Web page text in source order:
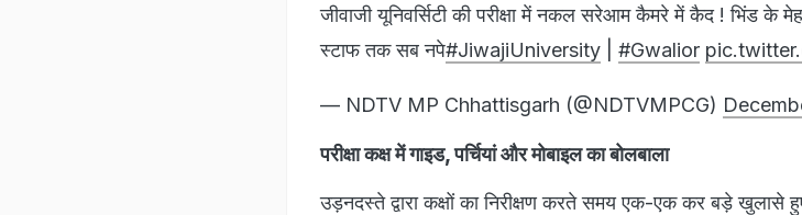
जीवाजी यूनिवर्सिटी की परीक्षा में नकल सरेआम कैमरे में कैद ! भिंड के
स्टाफ तक सब नपे#JiwajiUniversity #Gwalior
— NDTV MP Chhattisgarh (@NDTVMPCG)
परीक्षा कक्ष में गाइड, पर्चियां और मोबाइल का बोलबाला
उड़नदस्ते द्वारा कक्षों का निरीक्षण करते समय एक-एक कर बड़े खुलासे